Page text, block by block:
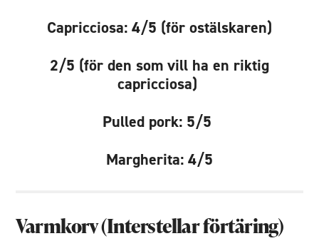
Capricciosa: 4/5 (för ostälskaren)
2/5 (för den som vill ha en riktig
capricciosa)
Pulled pork: 5/5
Margherita: 4/5
Varmkorv (Interstellar förtäring)